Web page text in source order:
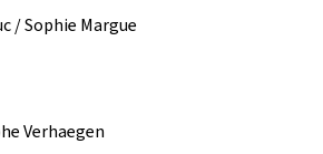
/ Sophie Margue
Verhaegen